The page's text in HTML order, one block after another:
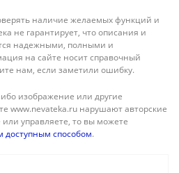
наличие желаемых функций и
не гарантирует, что описания и
надежными, полными и
на сайте носит справочный
нам, если заметили ошибку.
изображение или другие
www.nevateka.ru нарушают авторские
управляете, то вы можете
способом.